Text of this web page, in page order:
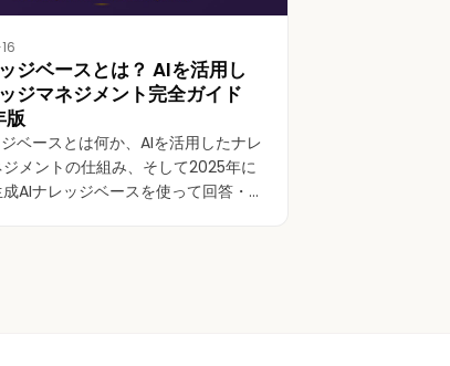
ジベースとは？ AIを活用し
ジマネジメント完全ガイド
版
ベースとは何か、AIを活用したナレ
ジメントの仕組み、そして2025年に
AIナレッジベースを使って回答・イ